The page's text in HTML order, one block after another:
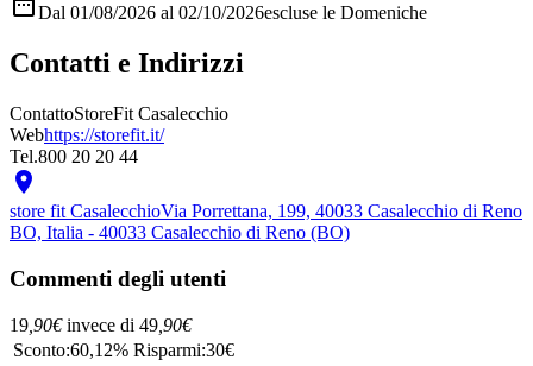
Dal 01/08/2026 al 02/10/2026escluse le Domeniche
Contatti e Indirizzi
ContattoStoreFit Casalecchio
Webhttps://storefit.it/
Tel.800 20 20 44

store fit CasalecchioVia Porrettana, 199, 40033 Casalecchio di Reno
BO, Italia - 40033 Casalecchio di Reno (BO)
Commenti degli utenti
19 ,90€ invece di 49 ,90€
Sconto:60,12% Risparmi:30€